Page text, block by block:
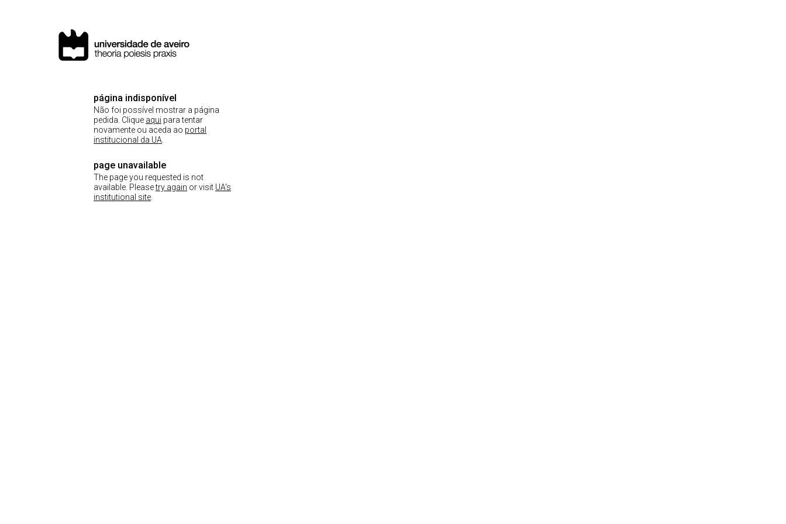
página indisponível
Não foi possível mostrar a página
pedida. Clique aqui para tentar
novamente ou aceda ao portal
institucional da UA
page unavailable
The page you requested is not
available. Pleasetry again or visit UA's
institutional site